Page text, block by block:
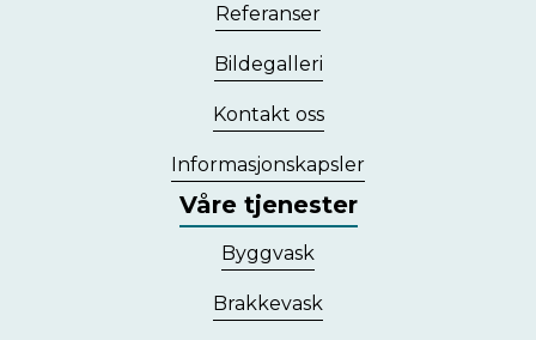
Referanser
Bildegalleri
Kontakt oss
Informasjonskapsler
Våre tjenester
Byggvask
Brakkevask